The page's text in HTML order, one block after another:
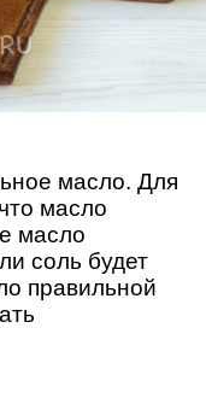
масло. Для
масло
масло
соль будет
правильной